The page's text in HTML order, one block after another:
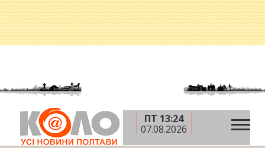
ПТ 13:24
07.08.2026
Головна » Новини » Гроші »Податкова
перевірятиме підприємців без попередження